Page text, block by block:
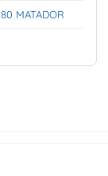
MATADOR